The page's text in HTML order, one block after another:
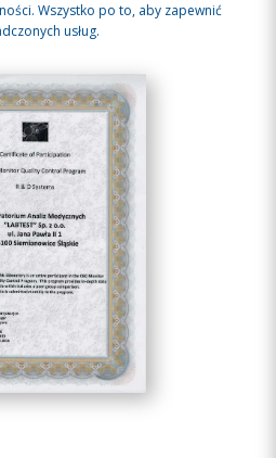
Wszystko po to, aby zapewnić
usług.